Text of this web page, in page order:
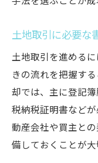
土地取引に必要な
土地取引を進める
きの流れを把握す
却では、主に登記
税納税証明書など
動産会社や買主と
備しておくことが大